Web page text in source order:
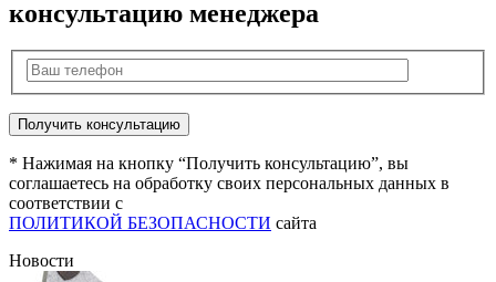
консультацию менеджера
* Нажимая на кнопку “Получить консультацию”, вы
соглашаетесь на обработку своих персональных данных в
соответствии с
ПОЛИТИКОЙ БЕЗОПАСНОСТИ сайта
Новости